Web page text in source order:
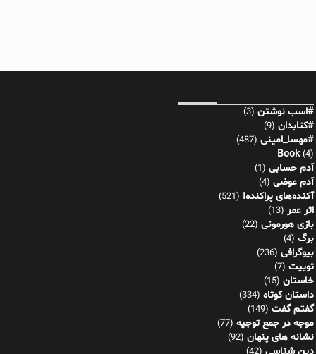
#اسب نوشتن (3)
#کتابدان (9)
#مهسا_امینی (487)
Book(4)
آدم حسابی (1)
آدم عوضی (4)
آکنده‌های پراکنده! (521)
اثر عمر (13)
بازی هورمونی (22)
برگ (4)
بیوگرافی (236)
توییت (7)
خاستان (15)
داستان کوتاه (334)
گفتم گفت (149)
موجه در جمع توجیه (77)
نشانه های پنهان (92)